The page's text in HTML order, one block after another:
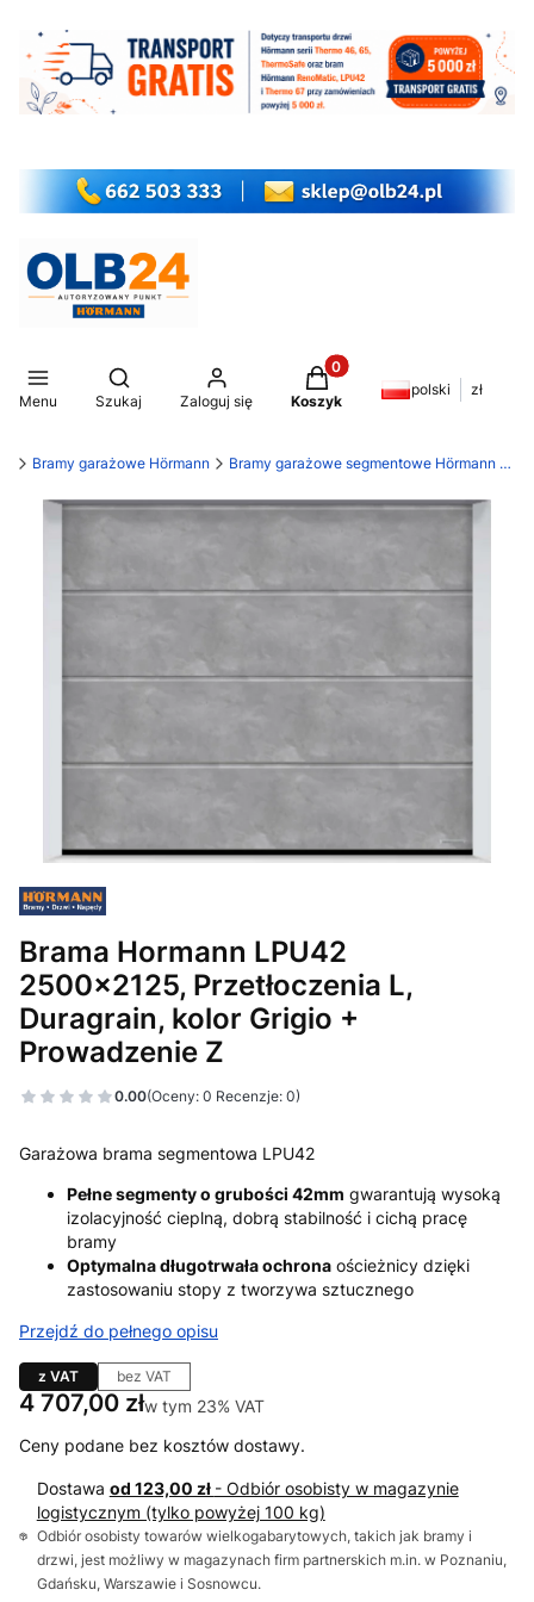
Menu
Otwórz wyszukiwarkę
Szukaj Zaloguj się
Produkty w koszyku: 0.
Koszyk
polski zł
Bramy garażowe Hörmann Bramy garażowe segmentowe Hörmann LPU 42
Brama Hormann LPU42
2500x2125, Przetłoczenia L,
Duragrain, kolor Grigio +
Prowadzenie Z
0.00(Oceny: 0 Recenzje: 0)
Garażowa brama segmentowa LPU42
Pełne segmenty o grubości 42mm gwarantują wysoką
izolacyjność cieplną, dobrą stabilność i cichą pracę
bramy
Optymalna długotrwała ochrona ościeżnicy dzięki
zastosowaniu stopy z tworzywa sztucznego
Przejdź do pełnego opisu
z VAT bez VAT
Cena
4 707,00 złw tym 23% VAT
w tym 23% VAT
Ceny podane bez kosztów dostawy.
Dostawa od 123,00 zł - Odbiór osobisty w magazynie
logistycznym (tylko powyżej 100 kg)
Odbiór osobisty towarów wielkogabarytowych, takich jak bramy i
drzwi, jest możliwy w magazynach firm partnerskich m.in. w Poznaniu,
Gdańsku, Warszawie i Sosnowcu.